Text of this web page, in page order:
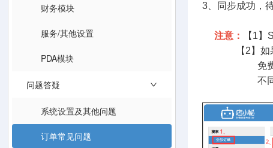
财务模块
服务/其他设置
PDA模块
问题答疑
系统设置及其他问题
订单常见问题
3、同步成功，
注意：
【1
【2】如果订
免费升级VIP
不同的用户